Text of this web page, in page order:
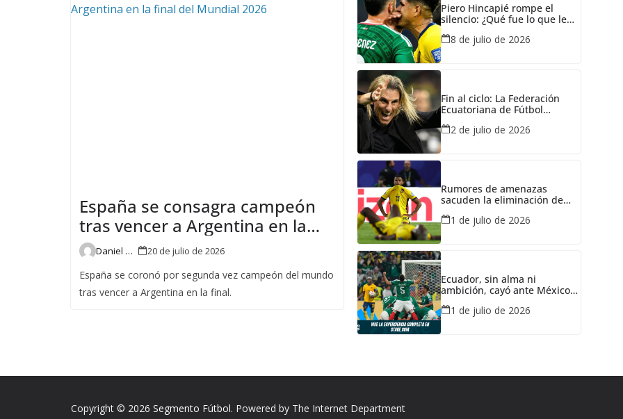
España se consagra campeón
tras vencer a Argentina en la
final del Mundial 2026
Daniel Pin 20 de julio de 2026
España se coronó por segunda vez campeón del mundo
tras vencer a Argentina en la final.
Piero Hincapié rompe el
silencio: ¿Qué fue lo que le
dijo al jugador mexicano en
el Mundial?
8 de julio de 2026
Fin al ciclo: La Federación
Ecuatoriana de Fútbol
Sebastián Beccacece
2 de julio de 2026
Rumores de amenazas
sacuden la eliminación de
quién habrían intimidado?
1 de julio de 2026
Ecuador, sin alma ni
ambición, cayó ante México y
fue eliminado del Mundial
20261 de julio de 2026
Copyright © 2026 Segmento Fútbol. Powered by The Internet Department